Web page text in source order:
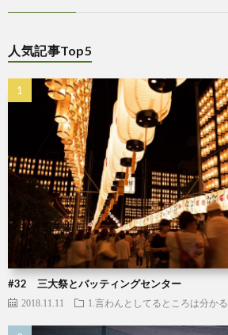
人気記事Top5
#32 三大祭とバッティングセンター
2018.11.11 1.言わんとしてるところは分かる